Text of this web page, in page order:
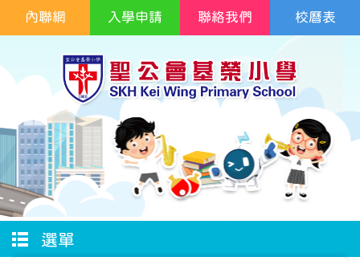
校曆表
內聯網 入學申請 聯絡我們
選單